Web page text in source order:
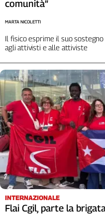
Liguria
Piemonte
Puglia
Sicilia
Toscana
Trentino
Umbria
Valle
D'Aosta
Veneto
Archivio
Storico
1955-
2014
comunità”
Il fisico esprime il suo
agli attivisti e alle attiviste
MARTA NICOLETTI
INTERNAZIONALE
Flai Cgil, parte la